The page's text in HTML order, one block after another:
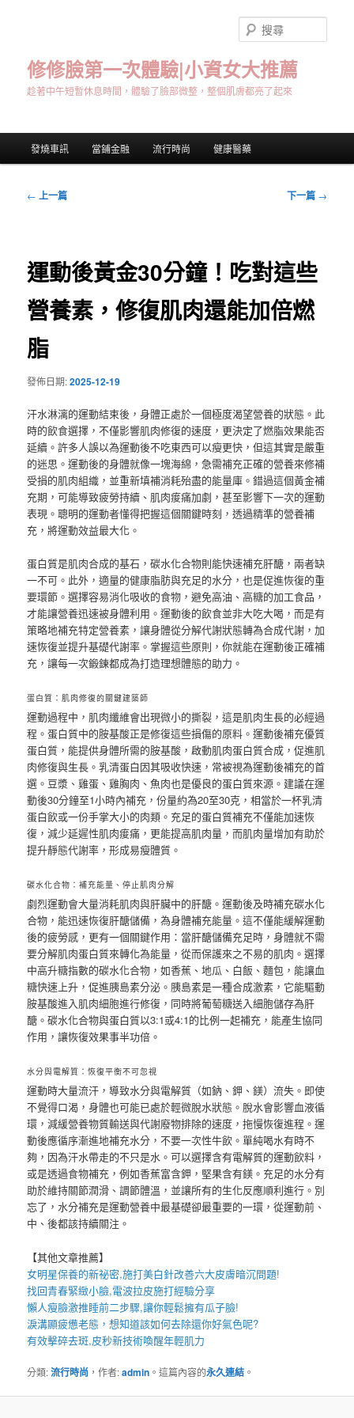
修修臉第一次體驗|小資女大推薦
趁著中午短暫休息時間，體驗了臉部微整，整個肌膚都亮了起來
尋
發燒車訊 當鋪金融 流行時尚 健康醫藥
文
← 上一篇 下一篇 →
運動後黃金30分鐘！吃對這些
營養素，修復肌肉還能加倍燃
脂
發佈日期:2025-12-19
汗水淋漓的運動結束後，身體正處於一個極度渴望營養的狀態。此
時的飲食選擇，不僅影響肌肉修復的速度，更決定了燃脂效果能否
延續。許多人誤以為運動後不吃東西可以瘦更快，但這其實是嚴重
的迷思。運動後的身體就像一塊海綿，急需補充正確的營養來修補
受損的肌肉組織，並重新填補消耗殆盡的能量庫。錯過這個黃金補
充期，可能導致疲勞持續、肌肉痠痛加劇，甚至影響下一次的運動
表現。聰明的運動者懂得把握這個關鍵時刻，透過精準的營養補
充，將運動效益最大化。
蛋白質是肌肉合成的基石，碳水化合物則能快速補充肝醣，兩者缺
一不可。此外，適量的健康脂肪與充足的水分，也是促進恢復的重
要環節。選擇容易消化吸收的食物，避免高油、高糖的加工食品，
才能讓營養迅速被身體利用。運動後的飲食並非大吃大喝，而是有
策略地補充特定營養素，讓身體從分解代謝狀態轉為合成代謝，加
速恢復並提升基礎代謝率。掌握這些原則，你就能在運動後正確補
充，讓每一次鍛鍊都成為打造理想體態的助力。
蛋白質：肌肉修復的關鍵建築師
運動過程中，肌肉纖維會出現微小的撕裂，這是肌肉生長的必經過
程。蛋白質中的胺基酸正是修復這些損傷的原料。運動後補充優質
蛋白質，能提供身體所需的胺基酸，啟動肌肉蛋白質合成，促進肌
肉修復與生長。乳清蛋白因其吸收快速，常被視為運動後補充的首
選。豆漿、雞蛋、雞胸肉、魚肉也是優良的蛋白質來源。建議在運
動後30分鐘至1小時內補充，份量約為20至30克，相當於一杯乳清
蛋白飲或一份手掌大小的肉類。充足的蛋白質補充不僅能加速恢
復，減少延遲性肌肉痠痛，更能提高肌肉量，而肌肉量增加有助於
提升靜態代謝率，形成易瘦體質。
碳水化合物：補充能量、停止肌肉分解
劇烈運動會大量消耗肌肉與肝臟中的肝醣。運動後及時補充碳水化
合物，能迅速恢復肝醣儲備，為身體補充能量。這不僅能緩解運動
後的疲勞感，更有一個關鍵作用：當肝醣儲備充足時，身體就不需
要分解肌肉蛋白質來轉化為能量，從而保護來之不易的肌肉。選擇
中高升糖指數的碳水化合物，如香蕉、地瓜、白飯、麵包，能讓血
糖快速上升，促進胰島素分泌。胰島素是一種合成激素，它能驅動
胺基酸進入肌肉細胞進行修復，同時將葡萄糖送入細胞儲存為肝
醣。碳水化合物與蛋白質以3:1或4:1的比例一起補充，能產生協同
作用，讓恢復效果事半功倍。
水分與電解質：恢復平衡不可忽視
運動時大量流汗，導致水分與電解質（如鈉、鉀、鎂）流失。即使
不覺得口渴，身體也可能已處於輕微脫水狀態。脫水會影響血液循
環，減緩營養物質輸送與代謝廢物排除的速度，拖慢恢復進程。運
動後應循序漸進地補充水分，不要一次性牛飲。單純喝水有時不
夠，因為汗水帶走的不只是水。可以選擇含有電解質的運動飲料，
或是透過食物補充，例如香蕉富含鉀，堅果含有鎂。充足的水分有
助於維持關節潤滑、調節體溫，並讓所有的生化反應順利進行。別
忘了，水分補充是運動營養中最基礎卻最重要的一環，從運動前、
中、後都該持續關注。
【其他文章推薦】
女明星保養的新祕密,施打美白針改善六大皮膚暗沉問題!
找回青春緊緻小臉,電波拉皮施打經驗分享
懶人瘦臉激推睡前二步驟,讓你輕鬆擁有瓜子臉!
淚溝顯疲憊老態，想知道該如何去除還你好氣色呢?
有效擊碎去斑,皮秒新技術喚醒年輕肌力
分類:流行時尚 ，作者:admin 。這篇內容的永久連結 。